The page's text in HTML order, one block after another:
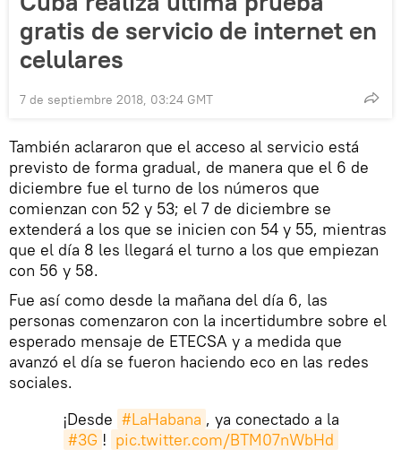
gratis de servicio de internet en
celulares
7 de septiembre 2018, 03:24 GMT
También aclararon que el acceso al servicio está
previsto de forma gradual, de manera que el 6 de
diciembre fue el turno de los números que
comienzan con 52 y 53; el 7 de diciembre se
extenderá a los que se inicien con 54 y 55, mientras
que el día 8 les llegará el turno a los que empiezan
con 56 y 58.
Fue así como desde la mañana del día 6, las
personas comenzaron con la incertidumbre sobre el
esperado mensaje de ETECSA y a medida que
avanzó el día se fueron haciendo eco en las redes
sociales.
¡Desde #LaHabana , ya conectado a la
#3G ! pic.twitter.com/BTM07nWbHd